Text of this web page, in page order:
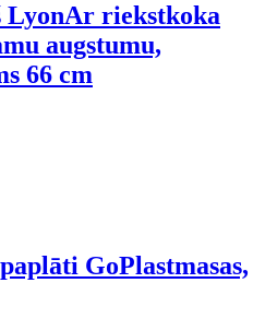
LyonAr riekstkoka
augstumu,
66 cm
GoPlastmasas,